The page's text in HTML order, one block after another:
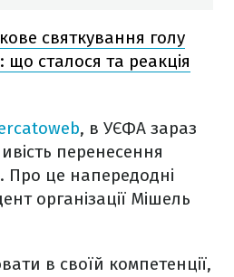
святкування голу
що сталося та реакція
, в УЄФА зараз
перенесення
Про це напередодні
організації Мішель
в своїй компетенції,